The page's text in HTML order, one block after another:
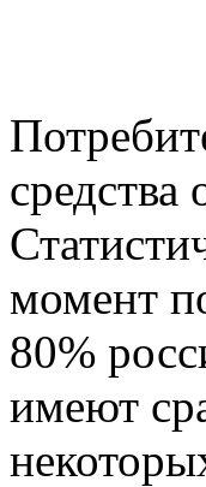
момент
80%
имеют